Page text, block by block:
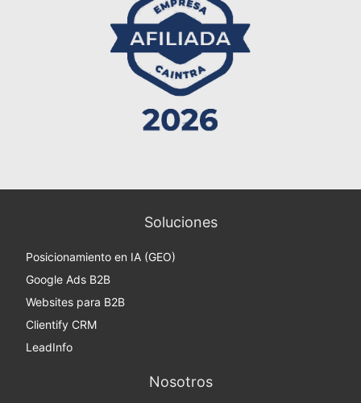
Soluciones
Posicionamiento en IA (GEO)
Google Ads B2B
Websites para B2B
Clientify CRM
LeadInfo
Nosotros